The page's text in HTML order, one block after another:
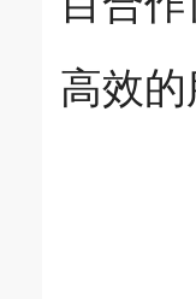
高效